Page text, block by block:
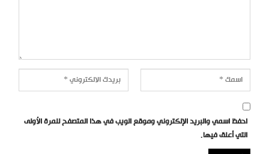
احفظ اسمي والبريد الإلكتروني وموقع الويب في هذا المتصفح للمرة الأولى
التي أعلق فيها.